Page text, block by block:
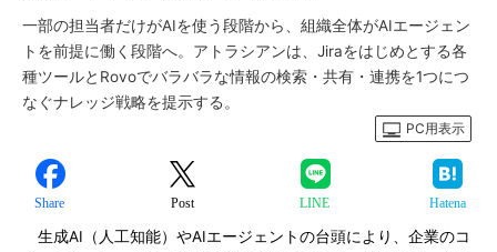
一部の担当者だけがAIを使う段階から、組織全体がAIエージェン
トを前提に働く段階へ。アトラシアンは、Jiraをはじめとする各
種ツールとRovoでバラバラな情報の検索・共有・連携を1つにつ
なぐナレッジ戦略を提示する。
PC用表示
Share Post LINE Hatena
生成AI（人工知能）やAIエージェントの台頭により、企業のコ